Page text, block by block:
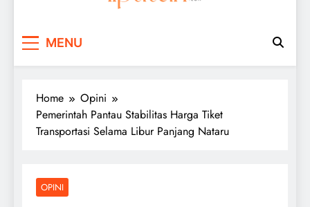
MENU
Home
Opini
Pemerintah Pantau Stabilitas Harga Tiket
Transportasi Selama Libur Panjang Nataru
OPINI